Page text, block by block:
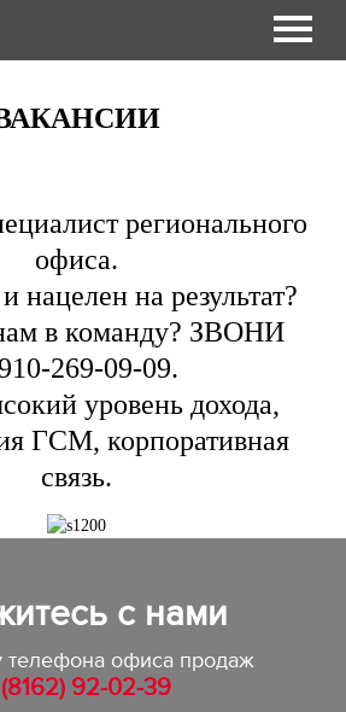
регионального
офиса.
нацелен на результат?
в команду? ЗВОНИ
269-09-09.
уровень дохода,
ГСМ, корпоративная
связь.
с нами
телефона офиса продаж
92-02-39